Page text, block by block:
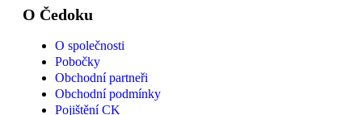
O Čedoku
O společnosti
Pobočky
Obchodní partneři
Obchodní podmínky
Pojištění CK